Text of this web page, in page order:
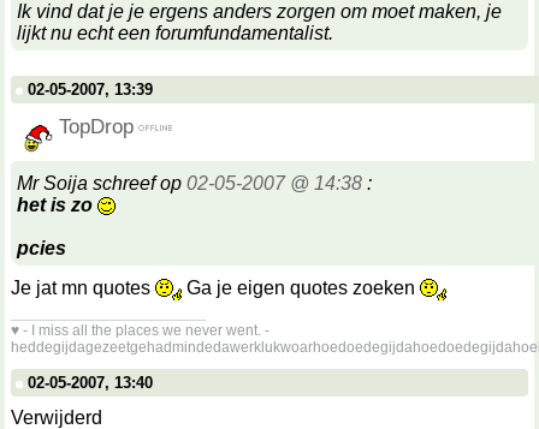
Ik vind dat je je ergens anders zorgen om moet maken, je
lijkt nu echt een forumfundamentalist.
02-05-2007, 13:39
TopDrop
Mr Soija schreef op 02-05-2007 @ 14:38 :
het is zo
pcies
Je jat mn quotes
Ga je eigen quotes zoeken
♥ - I miss all the places we never went. -
02-05-2007, 13:40
Verwijderd